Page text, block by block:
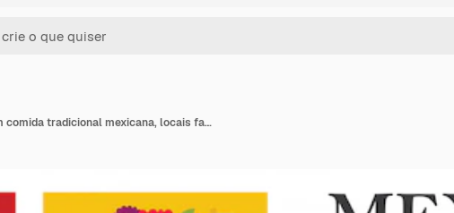
Conceito de Flat Travel To Mexico com comida tradicional mexicana, locais famosos, música e tradições culturais